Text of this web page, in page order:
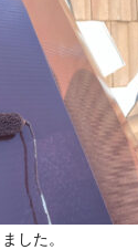
した。